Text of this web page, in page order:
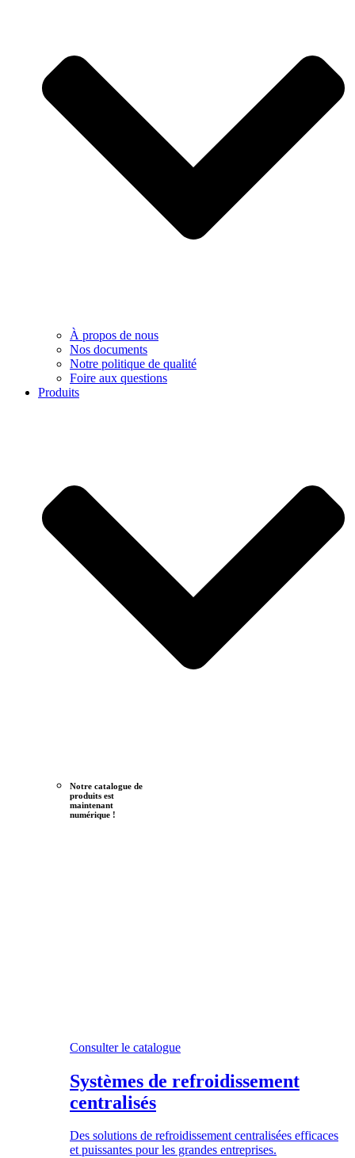
À propos de nous
Nos documents
Notre politique de qualité
Foire aux questions
Produits
Notre catalogue de
produits est
maintenant
numérique !
Consulter le catalogue
Systèmes de refroidissement
centralisés
Des solutions de refroidissement centralisées efficaces
et puissantes pour les grandes entreprises.